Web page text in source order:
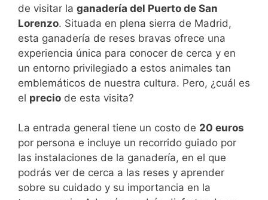
de visitar la ganadería del Puerto de San
Lorenzo. Situada en plena sierra de Madrid,
esta ganadería de reses bravas ofrece una
experiencia única para conocer de cerca y en
un entorno privilegiado a estos animales tan
emblemáticos de nuestra cultura. Pero, ¿cuál es
el precio de esta visita?
La entrada general tiene un costo de 20 euros
por persona e incluye un recorrido guiado por
las instalaciones de la ganadería, en el que
podrás ver de cerca a las reses y aprender
sobre su cuidado y su importancia en la